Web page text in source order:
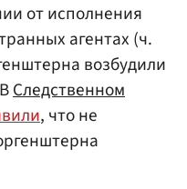
от исполнения
агентах (ч.
возбудили
Следственном
, что не